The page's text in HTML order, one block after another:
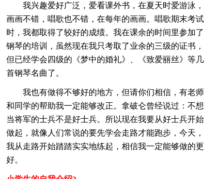
我兴趣爱好广泛，爱看课外书，在夏天时爱游泳，
画画不错，唱歌也不错，在每年的画画。唱歌期末考试
时，我都取得了较好的成绩。我在课余的时间里参加了
钢琴的培训，虽然现在我只考取了业余的三级的证书，
但已经学会四级的《梦中的婚礼》、《致爱丽丝》等几
首钢琴名曲了。
我也有做得不够好的地方，但请你们相信，有老师
和同学的帮助我一定能够改正。拿破仑曾经说过：不想
当将军的士兵不是好士兵。所以现在我要从好士兵开始
做起，就像人们常说的要先学会走路才能跑步，今天，
我从走路开始踏踏实实地练起，相信我一定能够做的更
好。